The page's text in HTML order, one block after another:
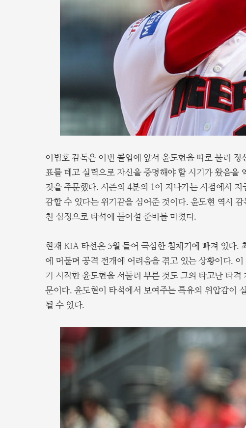
이범호 감독은 이번 콜업에 앞서 윤도현을 따로 불러
표를 떼고 실력으로 자신을 증명해야 할 시기가 왔음을
것을 주문했다. 시즌의 4분의 1이 지나가는 시점에서
감할 수 있다는 위기감을 심어준 것이다. 윤도현 역시
친 심정으로 타석에 들어설 준비를 마쳤다.
현재 KIA 타선은 5월 들어 극심한 침체기에 빠져 있다.
에 머물며 공격 전개에 어려움을 겪고 있는 상황이다.
기 시작한 윤도현을 서둘러 부른 것도 그의 타고난 타
문이다. 윤도현이 타석에서 보여주는 특유의 위압감이
될 수 있다.